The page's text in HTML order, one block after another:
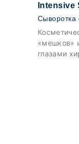
Intensive
Cыворотка
«мешков»
глазами